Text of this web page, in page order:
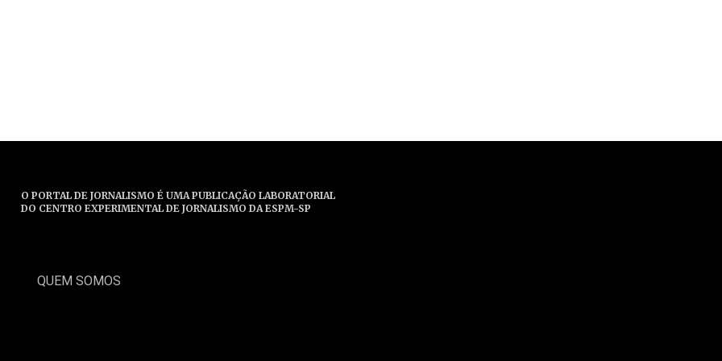
O PORTAL DE JORNALISMO É UMA PUBLICAÇÃO LABORATORIAL
DO CENTRO EXPERIMENTAL DE JORNALISMO DA ESPM-SP
QUEM SOMOS